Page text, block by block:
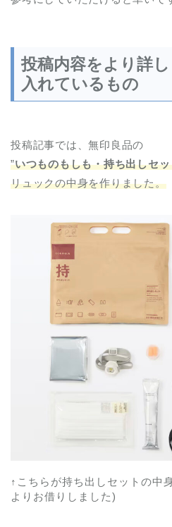
投稿内容をより詳
入れているもの
投稿記事では、無印良品の
”いつものもしも・持ち出しセ
リュックの中身を作りました。
↑こちらが持ち出しセットの中
よりお借りしました)